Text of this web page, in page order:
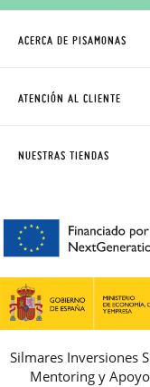
ACERCA DE PISAMONAS
CÓMO COMPRAR
AVISO LEGAL, PRIVACIDAD
REBAJAS
ATENCIÓN AL CLIENTE
PREGUNTAS FRECUENTES
NUESTRAS TIENDAS
Silmares Inversiones
Mentoring y